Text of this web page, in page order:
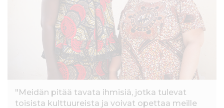
"Meidän pitää tavata ihmisiä, jotka tulevat
toisista kulttuureista ja voivat opettaa meille